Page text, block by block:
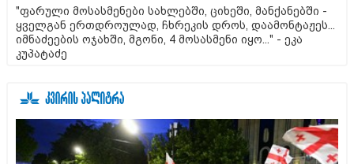
"ფარული მოსასმენები სახლებში, ციხეში, მანქანებში -
ყველგან ერთდროულად, ჩხრეკის დროს, დაამონტაჟეს...
იმნაძეების ოჯახში, მგონი, 4 მოსასმენი იყო..." - ეკა
კუპატაძე